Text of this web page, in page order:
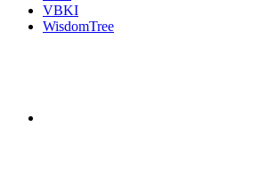
VBKI
WisdomTree